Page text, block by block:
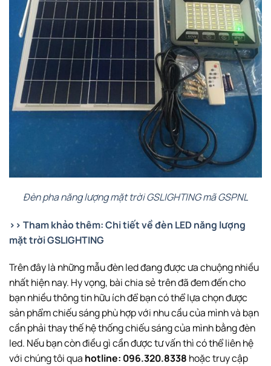
Đèn pha năng lượng mặt trời GSLIGHTING mã GSPNL
>> Tham khảo thêm: Chi tiết về đèn LED năng lượng
mặt trời GSLIGHTING
Trên đây là những mẫu đèn led đang được ưa chuộng nhiều
nhất hiện nay. Hy vọng, bài chia sẻ trên đã đem đến cho
bạn nhiều thông tin hữu ích để bạn có thể lựa chọn được
sản phẩm chiếu sáng phù hợp với nhu cầu của mình và bạn
cần phải thay thế hệ thống chiếu sáng của mình bằng đèn
led. Nếu bạn còn điều gì cần được tư vấn thì có thể liên hệ
với chúng tôi qua hotline: 096.320.8338 hoặc truy cập